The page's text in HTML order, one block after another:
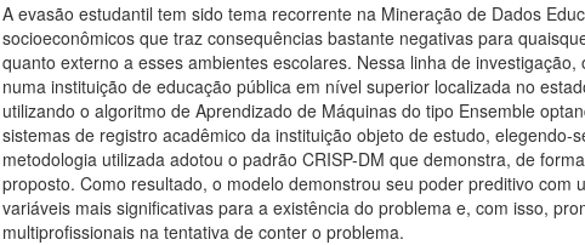
A evasão estudantil tem sido tema recorrente na Mineração de Dados
socioeconômicos que traz consequências bastante negativas para
quanto externo a esses ambientes escolares. Nessa linha de
numa instituição de educação pública em nível superior localizada no
utilizando o algoritmo de Aprendizado de Máquinas do tipo Ensemble
sistemas de registro acadêmico da instituição objeto de estudo,
metodologia utilizada adotou o padrão CRISP-DM que demonstra, de
proposto. Como resultado, o modelo demonstrou seu poder preditivo
variáveis mais significativas para a existência do problema e, com isso,
multiprofissionais na tentativa de conter o problema.